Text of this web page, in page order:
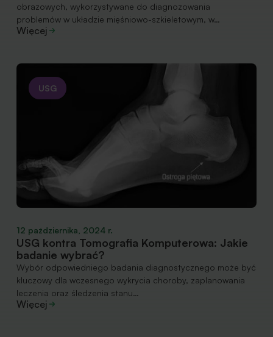
obrazowych, wykorzystywane do diagnozowania
problemów w układzie mięśniowo-szkieletowym, w…
Więcej
USG
12 października, 2024 r.
USG kontra Tomografia Komputerowa: Jakie
badanie wybrać?
Wybór odpowiedniego badania diagnostycznego może być
kluczowy dla wczesnego wykrycia choroby, zaplanowania
leczenia oraz śledzenia stanu…
Więcej